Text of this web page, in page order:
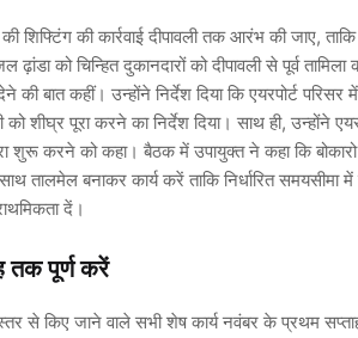
शिफ्टिंग की कार्रवाई दीपावली तक आरंभ की जाए,
को चिन्हित दुकानदारों को दीपावली से पूर्व
की बात कहीं। उन्होंने निर्देश दिया कि एयरपोर्ट
शीघ्र पूरा करने का निर्देश दिया। साथ ही, उन्होंने
शुरू करने को कहा। बैठक में उपायुक्त ने कहा कि
तालमेल बनाकर कार्य करें ताकि निर्धारित समयसीमा में
दें।
तक पूर्ण करें
से किए जाने वाले सभी शेष कार्य नवंबर के प्रथम